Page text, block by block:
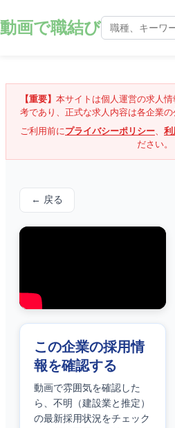
動画で職結び
【重要】 本サイトは個人運営の求人
考であり、正式な求人内容は各企業の
ご利用前にプライバシーポリシー、 利
ださい。
← 戻る
この企業の採用情
報を確認する
動画で雰囲気を確認した
ら、 不明（建設業と推定）
の最新採用状況をチェック